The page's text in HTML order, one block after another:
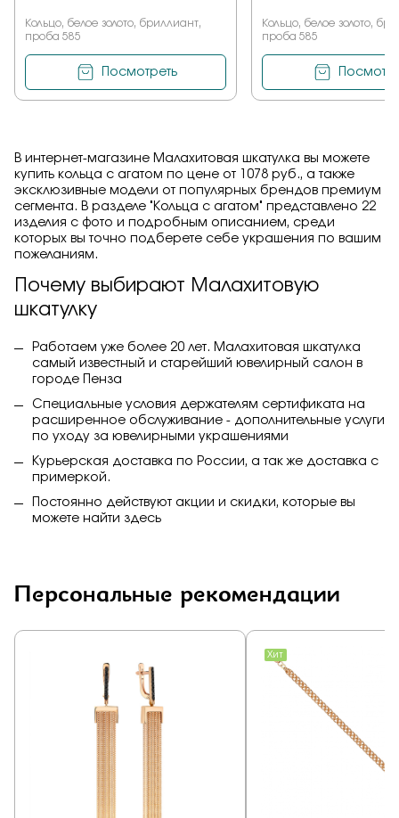
Кольцо, белое золото, бриллиант,
проба 585
Посмотреть
Кольцо, белое золото,
проба 585
В интернет-магазине Малахитовая шкатулка вы можете
купить кольца с агатом по цене от 1078 руб., а также
эксклюзивные модели от популярных брендов премиум
сегмента. В разделе "Кольца с агатом" представлено 22
изделия с фото и подробным описанием, среди
которых вы точно подберете себе украшения по вашим
пожеланиям.
Почему выбирают Малахитовую
шкатулку
Работаем уже более 20 лет. Малахитовая шкатулка
самый известный и старейший ювелирный салон в
городе Пенза
Специальные условия держателям сертификата на
расширенное обслуживание - дополнительные услуги
по уходу за ювелирными украшениями
Курьерская доставка по России, а так же доставка с
примеркой.
Постоянно действуют акции и скидки, которые вы
можете найти здесь
Персональные рекомендации